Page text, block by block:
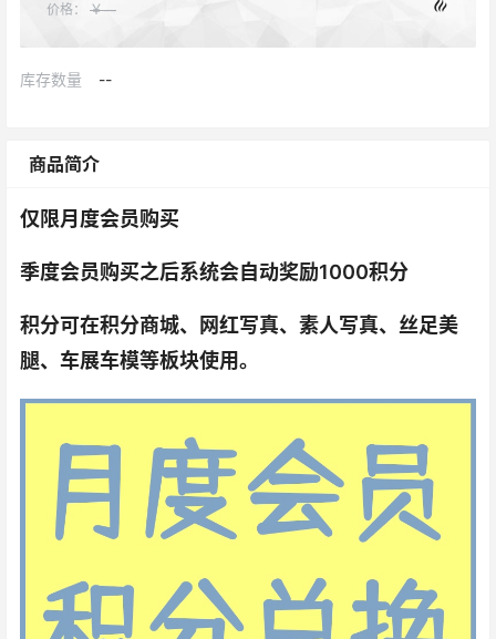
价格： ￥--
库存数量 --
商品简介
仅限月度会员购买
季度会员购买之后系统会自动奖励1000积分
积分可在积分商城、网红写真、素人写真、丝足美
腿、车展车模等板块使用。